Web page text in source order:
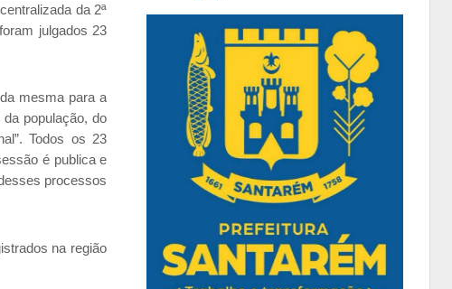
da 2ª
julgados 23
mesma para a
população, do
Todos os 23
é publica e
processos
na região